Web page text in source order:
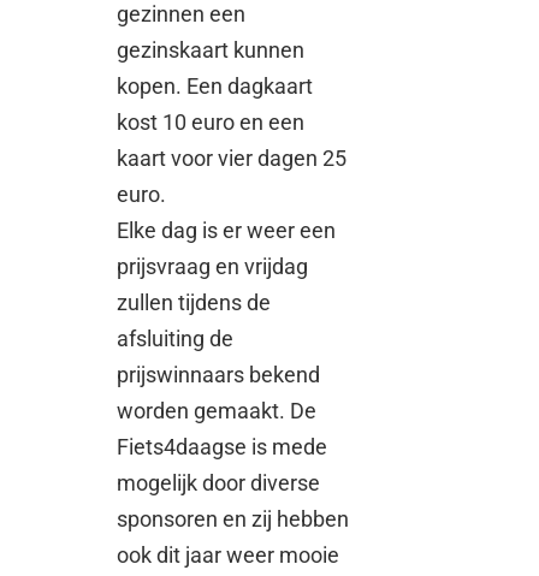
gezinnen een
gezinskaart kunnen
kopen. Een dagkaart
kost 10 euro en een
kaart voor vier dagen 25
euro.
Elke dag is er weer een
prijsvraag en vrijdag
zullen tijdens de
afsluiting de
prijswinnaars bekend
worden gemaakt. De
Fiets4daagse is mede
mogelijk door diverse
sponsoren en zij hebben
ook dit jaar weer mooie